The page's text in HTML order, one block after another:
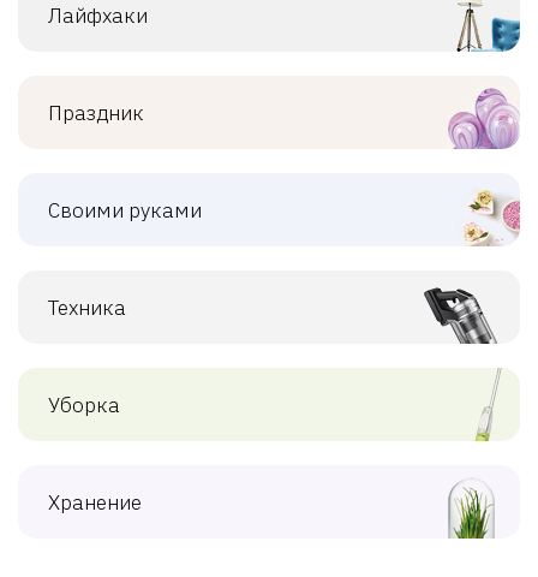
Лайфхаки
Праздник
Своими руками
Техника
Уборка
Хранение